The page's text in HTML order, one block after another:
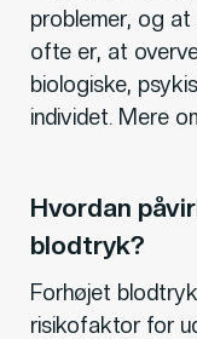
problemer, og at
ofte er, at
biologiske,
individet. Mere
Hvordan
blodtryk?
Forhøjet
risikofaktor for